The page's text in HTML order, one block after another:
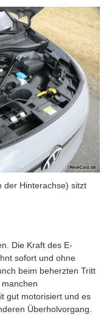
der Hinterachse) sitzt
Die Kraft des E-
sofort und ohne
beim beherzten Tritt
gut motorisiert und es
Überholvorgang.